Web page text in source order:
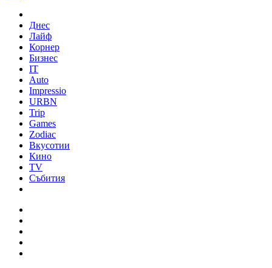
Днес
Лайф
Корнер
Бизнес
IT
Auto
Impressio
URBN
Trip
Games
Zodiac
Вкусотии
Кино
TV
Събития